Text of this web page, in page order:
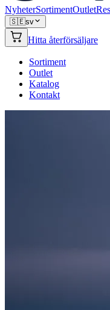
NyheterSortimentOutlet
🇸🇪sv
Hitta återförsäljare
Sortiment
Outlet
Katalog
Kontakt